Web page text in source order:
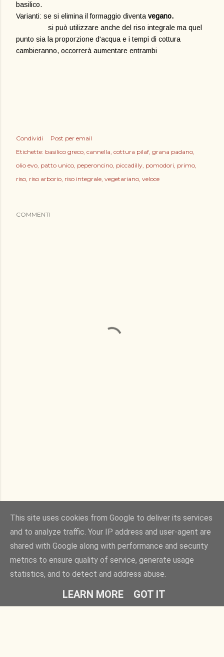
basilico.
Varianti: se si elimina il formaggio diventa vegano.
si può utilizzare anche del riso integrale ma quel
punto sia la proporzione d'acqua e i tempi di cottura
cambieranno, occorrerà aumentare entrambi
Condividi
Post per email
Etichette: basilico greco cannella cottura pilaf grana padano
olio evo patto unico peperoncino piccadilly pomodori primo
riso riso arborio riso integrale vegetariano veloce
COMMENTI
Powered by Blogger
Copyright © 2011. bucciadilimone by Elisa Rizza. All rights reserved
This site uses cookies from Google to deliver its services
and to analyze traffic. Your IP address and user-agent are
shared with Google along with performance and security
metrics to ensure quality of service, generate usage
statistics, and to detect and address abuse.
LEARN MORE GOT IT